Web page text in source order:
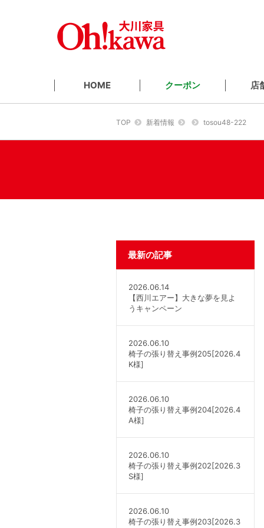
HOME クーポン 店
TOP 新着情報 tosou48-222
最新の記事
2026.06.14
【西川エアー】大きな夢を見よ
うキャンペーン
2026.06.10
椅子の張り替え事例205[2026.4
K様]
2026.06.10
椅子の張り替え事例204[2026.4
A様]
2026.06.10
椅子の張り替え事例202[2026.3
S様]
2026.06.10
椅子の張り替え事例203[2026.3